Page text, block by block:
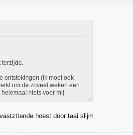
terzijde.
ontstekingen (ik moet ook
om de zoveel weken een
niets voor mij.
hoest door taai slijm